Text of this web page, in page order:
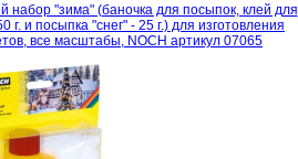
набор "зима" (баночка для посыпок, клей для
г. и посыпка "снег" - 25 г.) для изготовления
все масштабы, NOCH артикул 07065